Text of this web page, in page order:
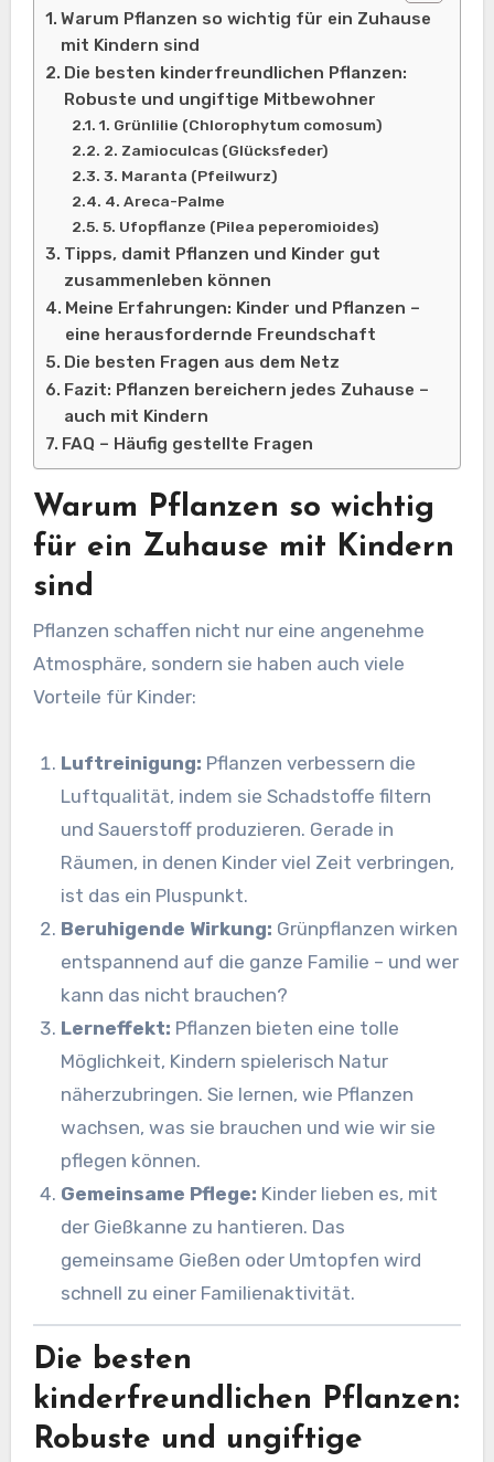
Warum Pflanzen so wichtig für ein Zuhause
mit Kindern sind
Die besten kinderfreundlichen Pflanzen:
Robuste und ungiftige Mitbewohner
1. Grünlilie (Chlorophytum comosum)
2. Zamioculcas (Glücksfeder)
3. Maranta (Pfeilwurz)
4. Areca-Palme
5. Ufopflanze (Pilea peperomioides)
Tipps, damit Pflanzen und Kinder gut
zusammenleben können
Meine Erfahrungen: Kinder und Pflanzen –
eine herausfordernde Freundschaft
Die besten Fragen aus dem Netz
Fazit: Pflanzen bereichern jedes Zuhause –
auch mit Kindern
FAQ – Häufig gestellte Fragen
Warum Pflanzen so wichtig
für ein Zuhause mit Kindern
sind
Pflanzen schaffen nicht nur eine angenehme
Atmosphäre, sondern sie haben auch viele
Vorteile für Kinder:
Luftreinigung: Pflanzen verbessern die
Luftqualität, indem sie Schadstoffe filtern
und Sauerstoff produzieren. Gerade in
Räumen, in denen Kinder viel Zeit verbringen,
ist das ein Pluspunkt.
Beruhigende Wirkung: Grünpflanzen wirken
entspannend auf die ganze Familie – und wer
kann das nicht brauchen?
Lerneffekt: Pflanzen bieten eine tolle
Möglichkeit, Kindern spielerisch Natur
näherzubringen. Sie lernen, wie Pflanzen
wachsen, was sie brauchen und wie wir sie
pflegen können.
Gemeinsame Pflege: Kinder lieben es, mit
der Gießkanne zu hantieren. Das
gemeinsame Gießen oder Umtopfen wird
schnell zu einer Familienaktivität.
Die besten
kinderfreundlichen Pflanzen:
Robuste und ungiftige